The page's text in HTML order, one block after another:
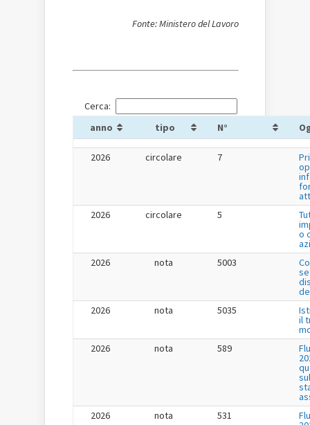
Fonte: Ministero del Lavoro
Cerca:
anno
tipo N°
2026 circolare 7
2026
circolare 5
o
2026
nota 5003
2026
nota 5035
il
2026
nota 589
2026
nota 531